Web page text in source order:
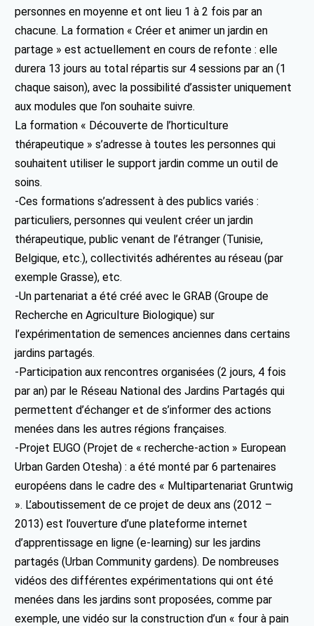
personnes en moyenne et ont lieu 1 à 2 fois par an
chacune. La formation « Créer et animer un jardin en
partage » est actuellement en cours de refonte : elle
durera 13 jours au total répartis sur 4 sessions par an (1
chaque saison), avec la possibilité d’assister uniquement
aux modules que l’on souhaite suivre.
La formation « Découverte de l’horticulture
thérapeutique » s’adresse à toutes les personnes qui
souhaitent utiliser le support jardin comme un outil de
soins.
-Ces formations s’adressent à des publics variés :
particuliers, personnes qui veulent créer un jardin
thérapeutique, public venant de l’étranger (Tunisie,
Belgique, etc.), collectivités adhérentes au réseau (par
exemple Grasse), etc.
-Un partenariat a été créé avec le GRAB (Groupe de
Recherche en Agriculture Biologique) sur
l’expérimentation de semences anciennes dans certains
jardins partagés.
-Participation aux rencontres organisées (2 jours, 4 fois
par an) par le Réseau National des Jardins Partagés qui
permettent d’échanger et de s’informer des actions
menées dans les autres régions françaises.
-Projet EUGO (Projet de « recherche-action » European
Urban Garden Otesha) : a été monté par 6 partenaires
européens dans le cadre des « Multipartenariat Gruntwig
». L’aboutissement de ce projet de deux ans (2012 –
2013) est l’ouverture d’une plateforme internet
d’apprentissage en ligne (e-learning) sur les jardins
partagés (Urban Community gardens). De nombreuses
vidéos des différentes expérimentations qui ont été
menées dans les jardins sont proposées, comme par
exemple, une vidéo sur la construction d’un « four à pain